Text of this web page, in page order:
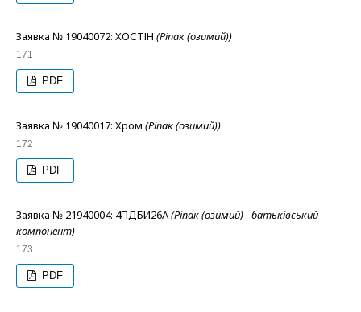
Заявка № 19040072: ХОСТІН (Ріпак (озимий))
171
PDF
Заявка № 19040017: Хром (Ріпак (озимий))
172
PDF
Заявка № 21940004: 4ПДБИ26А(Ріпак (озимий) - батьківський
компонент)
173
PDF